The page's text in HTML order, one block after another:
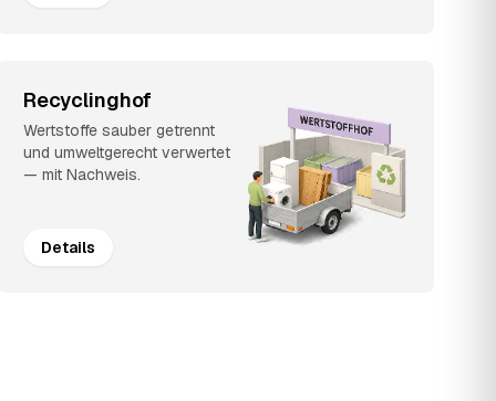
Recyclinghof
Wertstoffe sauber getrennt
und umweltgerecht verwertet
— mit Nachweis.
Details